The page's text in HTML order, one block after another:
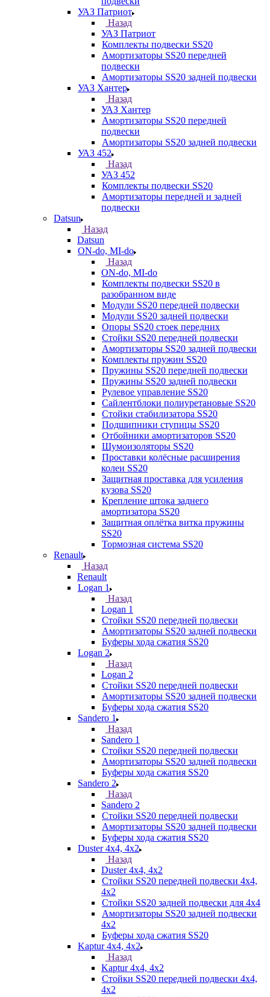
УАЗ Патриот
Назад
УАЗ Патриот
Комплекты подвески SS20
Амортизаторы SS20 передней
подвески
Амортизаторы SS20 задней подвески
УАЗ Хантер
Назад
УАЗ Хантер
Амортизаторы SS20 передней
подвески
Амортизаторы SS20 задней подвески
УАЗ 452
Назад
УАЗ 452
Комплекты подвески SS20
Амортизаторы передней и задней
подвески
Datsun
Назад
Datsun
ON-do, MI-do
Назад
ON-do, MI-do
Комплекты подвески SS20 в
разобранном виде
Модули SS20 передней подвески
Модули SS20 задней подвески
Опоры SS20 стоек передних
Стойки SS20 передней подвески
Амортизаторы SS20 задней подвески
Комплекты пружин SS20
Пружины SS20 передней подвески
Пружины SS20 задней подвески
Рулевое управление SS20
Сайлентблоки полиуретановые SS20
Стойки стабилизатора SS20
Подшипники ступицы SS20
Отбойники амортизаторов SS20
Шумоизоляторы SS20
Проставки колёсные расширения
колеи SS20
Защитная проставка для усиления
кузова SS20
Крепление штока заднего
амортизатора SS20
Защитная оплётка витка пружины
SS20
Тормозная система SS20
Renault
Назад
Renault
Logan 1
Назад
Logan 1
Стойки SS20 передней подвески
Амортизаторы SS20 задней подвески
Буферы хода сжатия SS20
Logan 2
Назад
Logan 2
Стойки SS20 передней подвески
Амортизаторы SS20 задней подвески
Буферы хода сжатия SS20
Sandero 1
Назад
Sandero 1
Стойки SS20 передней подвески
Амортизаторы SS20 задней подвески
Буферы хода сжатия SS20
Sandero 2
Назад
Sandero 2
Стойки SS20 передней подвески
Амортизаторы SS20 задней подвески
Буферы хода сжатия SS20
Duster 4х4, 4x2
Назад
Duster 4х4, 4x2
Стойки SS20 передней подвески 4х4,
4x2
Стойки SS20 задней подвески для 4х4
Амортизаторы SS20 задней подвески
4х2
Буферы хода сжатия SS20
Kaptur 4х4, 4х2
Назад
Kaptur 4х4, 4х2
Стойки SS20 передней подвески 4х4,
4x2